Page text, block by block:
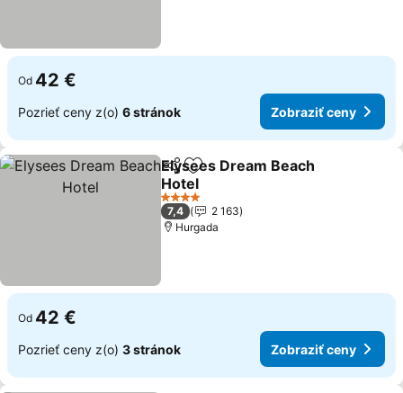
Od 42 €
Pozrieť ceny z(o) 6 stránok Zobraziť ceny
ZdieľaťPridať do obľúbených
Elysees Dream Beach
Hotel
4 Počet hviezdičiek
7,4
2 163
Hurgada
Od 42 €
Pozrieť ceny z(o) 3 stránok Zobraziť ceny